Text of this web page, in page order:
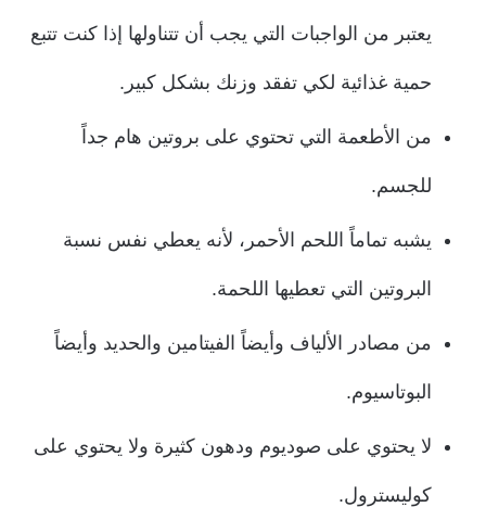
يعتبر من الواجبات التي يجب أن تتناولها إذا كنت تتبع
حمية غذائية لكي تفقد وزنك بشكل كبير.
من الأطعمة التي تحتوي على بروتين هام جداً
للجسم.
يشبه تماماً اللحم الأحمر، لأنه يعطي نفس نسبة
البروتين التي تعطيها اللحمة.
من مصادر الألياف وأيضاً الفيتامين والحديد وأيضاً
البوتاسيوم.
لا يحتوي على صوديوم ودهون كثيرة ولا يحتوي على
كوليسترول.